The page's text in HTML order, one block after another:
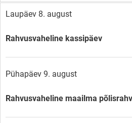
Laupäev 8. august
Rahvusvaheline kassipäev
Pühapäev 9. august
Rahvusvaheline maailma